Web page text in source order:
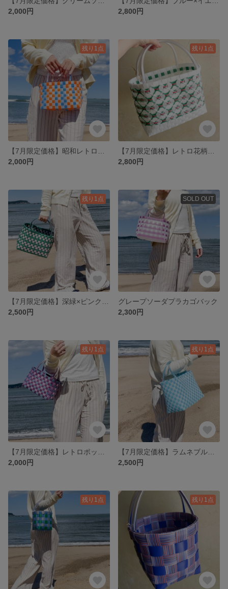
2,000円
2,800円
残り1点
2,000円
残り1点
2,800円
残り1点
2,500円
SOLD OUT
グレープソーダプラカゴバック
2,300円
残り1点
2,000円
残り1点
2,500円
残り1点 残り1点